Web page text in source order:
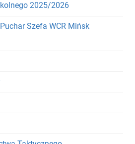
2025/2026
Szefa WCR Mińsk